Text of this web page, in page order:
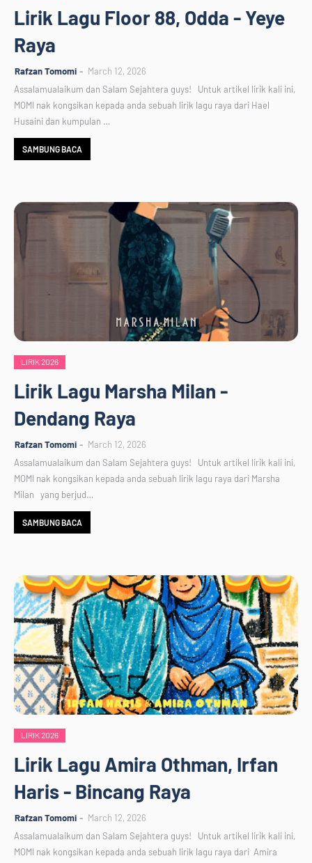
Lirik Lagu Floor 88, Odda - Yeye
Raya
Rafzan Tomomi
March 12, 2026
Assalamualaikum dan Salam Sejahtera guys! Untuk artikel lirik kali ini,
MOMI nak kongsikan kepada anda sebuah lirik lagu raya dari Hael
Husaini dan kumpulan …
SAMBUNG BACA
LIRIK 2026
Lirik Lagu Marsha Milan -
Dendang Raya
Rafzan Tomomi
March 12, 2026
Assalamualaikum dan Salam Sejahtera guys! Untuk artikel lirik kali ini,
MOMI nak kongsikan kepada anda sebuah lirik lagu raya dari Marsha
Milan yang berjud…
SAMBUNG BACA
LIRIK 2026
Lirik Lagu Amira Othman, Irfan
Haris - Bincang Raya
Rafzan Tomomi
March 12, 2026
Assalamualaikum dan Salam Sejahtera guys! Untuk artikel lirik kali ini,
MOMI nak kongsikan kepada anda sebuah lirik lagu raya dari Amira